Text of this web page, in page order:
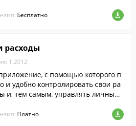
Бесплатно
расходы
1.2012
с помощью которого п
и удобно контролировать свои ра
и, тем самым, управлять личным
Платно